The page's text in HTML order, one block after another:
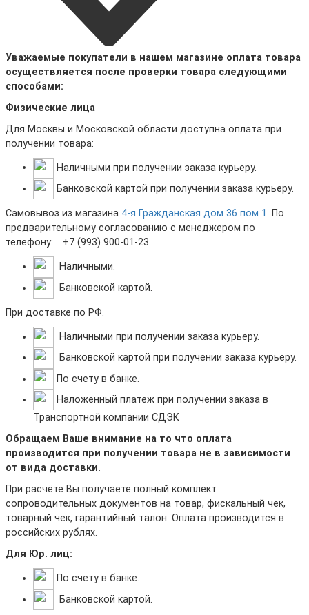
Уважаемые покупатели в нашем магазине оплата товара
осуществляется после проверки товара следующими
способами:
Физические лица
Для Москвы и Московской области доступна оплата при
получении товара:
Наличными при получении заказа курьеру.
Банковской картой при получении заказа курьеру.
Самовывоз из магазина 4-я Гражданская дом 36 пом 1. По
предварительному согласованию с менеджером по
телефону:
+7 (993) 900-01-23
Наличными.
Банковской картой.
При доставке по РФ.
Наличными при получении заказа курьеру.
Банковской картой при получении заказа курьеру.
По счету в банке.
Наложенный платеж при получении заказа в
Транспортной компании СДЭК
Обращаем Ваше внимание на то что оплата
производится при получении товара не в зависимости
от вида доставки.
При расчёте Вы получаете полный комплект
сопроводительных документов на товар, фискальный чек,
товарный чек, гарантийный талон. Оплата производится в
российских рублях.
Для Юр. лиц:
По счету в банке.
Банковской картой.